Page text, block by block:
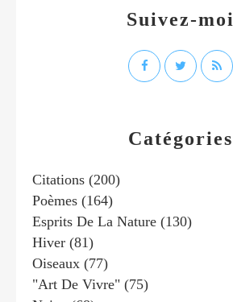
Catégories
Citations (200)
Poèmes (164)
Esprits De La Nature (130)
Hiver (81)
Oiseaux (77)
"art De Vivre" (75)
Suivez-moi